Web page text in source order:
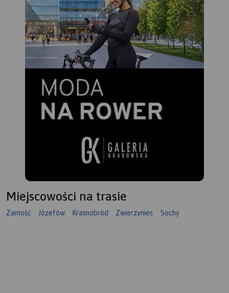
Miejscowości na trasie
Zamość Józefów Krasnobród Zwierzyniec Sochy